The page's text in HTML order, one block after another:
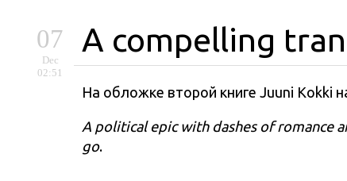
07
Dec
02:51
A compelling
На обложке второй книге Juuni Kokki
A political epic with dashes of romance
go.